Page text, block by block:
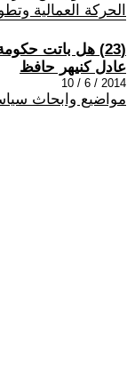
الحركة العمالية
(23) هل باتت حكومة المحاصصة , قدر العراقيين ؟ !!
عادل كنيهر حافظ
2014 / 6 / 10
مواضيع وابحاث